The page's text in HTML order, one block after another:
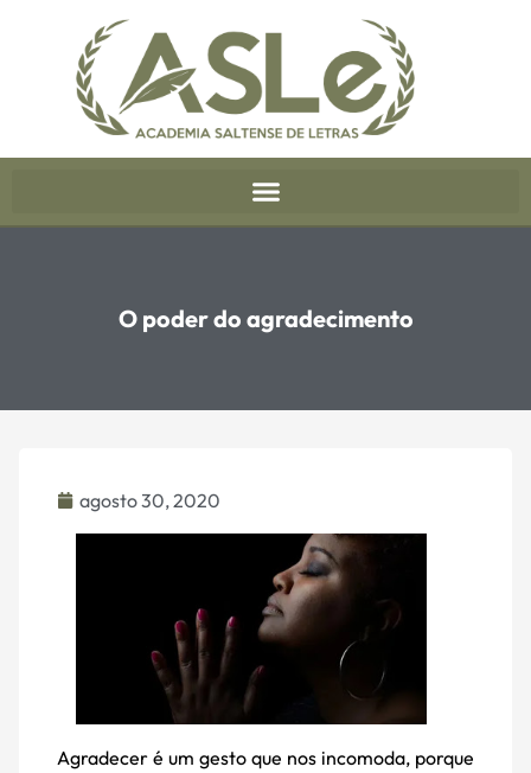
O poder do agradecimento
agosto 30, 2020
Agradecer é um gesto que nos incomoda, porque